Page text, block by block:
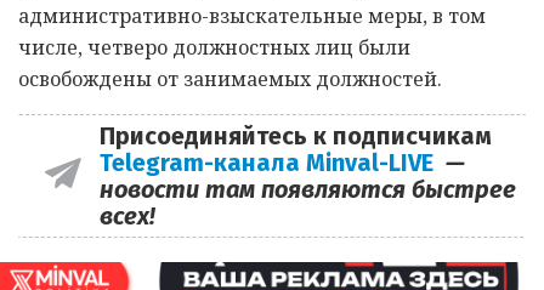
административно-взыскательные меры, в том
числе, четверо должностных лиц были
освобождены от занимаемых должностей.
Присоединяйтесь к подписчикам
Telegram-канала Minval-LIVE —
новости там появляются быстрее
всех!